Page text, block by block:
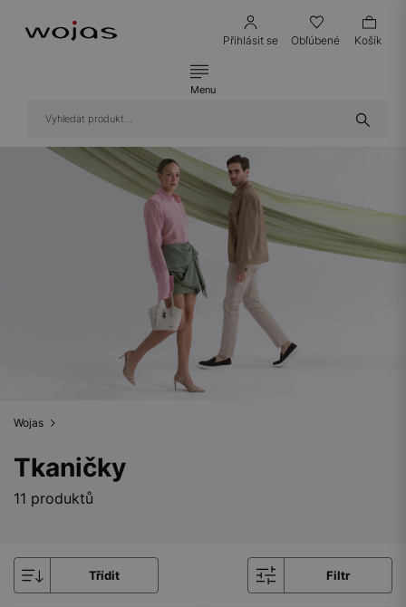
Přihlásit se Obľúbené Košík
Menu
Wojas
Tkaničky
11 produktů
Třídit Filtr